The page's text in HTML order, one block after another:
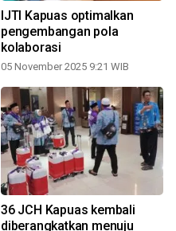
IJTI Kapuas optimalkan
pengembangan pola
kolaborasi
05 November 2025 9:21 WIB
36 JCH Kapuas kembali
diberangkatkan menuju